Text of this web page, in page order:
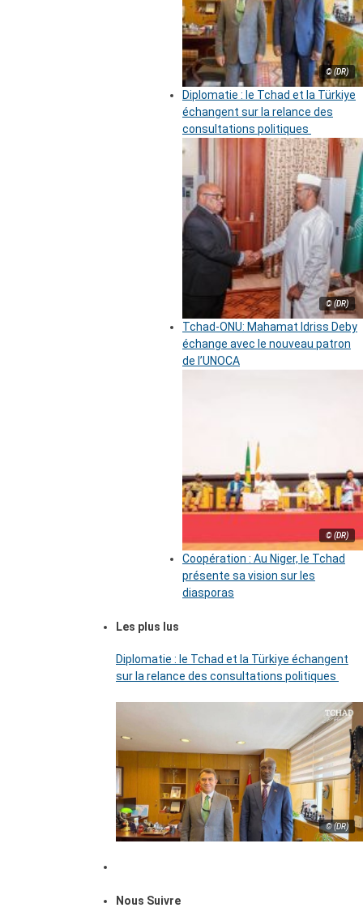
© (DR)
Diplomatie : le Tchad et la Türkiye
échangent sur la relance des
consultations politiques
© (DR)
Tchad-ONU: Mahamat Idriss Deby
échange avec le nouveau patron
de l’UNOCA
© (DR)
Coopération : Au Niger, le Tchad
présente sa vision sur les
diasporas
Les plus lus
Diplomatie : le Tchad et la Türkiye échangent
sur la relance des consultations politiques
© (DR)
Nous Suivre